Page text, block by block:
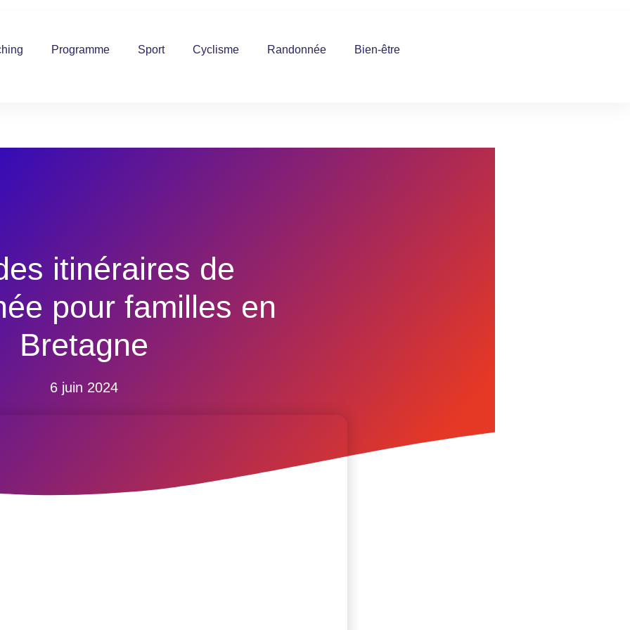
Programme Sport Cyclisme Randonnée Bien-être
itinéraires de
pour familles en
Bretagne
6 juin 2024